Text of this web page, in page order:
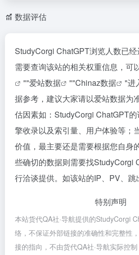
数据评估
StudyCorgi ChatGPT浏览人数已
需要查询该站的相关权重信息，可
""爱站数据 ""Chinaz数据
"进
据参考，建议大家请以爱站数据为
估因素如：StudyCorgi ChatGPT
擎收录以及索引量、用户体验等；
价值，最主要还是需要根据您自身
些确切的数据则需要找StudyCorgi
行洽谈提供。如该站的IP、PV、跳
特别声明
本站货代QA社·导航提供的StudyCorgi
络，不保证外部链接的准确性和完整性
接的指向，不由货代QA社·导航实际控